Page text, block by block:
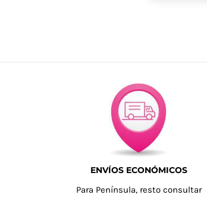
ENVÍOS ECONÓMICOS
Para Península, resto consultar